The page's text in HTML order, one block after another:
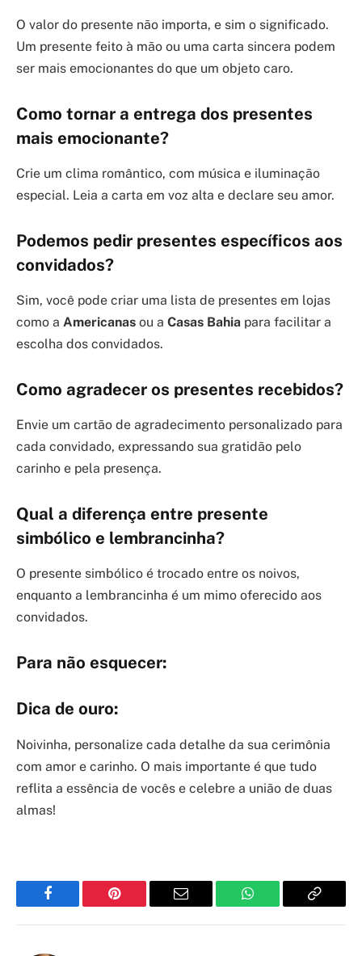
O valor do presente não importa, e sim o significado.
Um presente feito à mão ou uma carta sincera podem
ser mais emocionantes do que um objeto caro.
Como tornar a entrega dos presentes
mais emocionante?
Crie um clima romântico, com música e iluminação
especial. Leia a carta em voz alta e declare seu amor.
Podemos pedir presentes específicos aos
convidados?
Sim, você pode criar uma lista de presentes em lojas
como a Americanas ou a Casas Bahia para facilitar a
escolha dos convidados.
Como agradecer os presentes recebidos?
Envie um cartão de agradecimento personalizado para
cada convidado, expressando sua gratidão pelo
carinho e pela presença.
Qual a diferença entre presente
simbólico e lembrancinha?
O presente simbólico é trocado entre os noivos,
enquanto a lembrancinha é um mimo oferecido aos
convidados.
Para não esquecer:
Dica de ouro:
Noivinha, personalize cada detalhe da sua cerimônia
com amor e carinho. O mais importante é que tudo
reflita a essência de vocês e celebre a união de duas
almas!
Facebook Pinterest Email WhatsApp Copy